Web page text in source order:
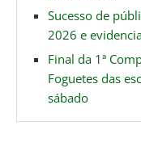
Sucesso de
2026 e
Final da 1ª
Foguetes das
sábado